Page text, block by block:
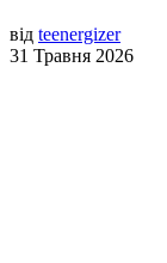
від teenergizer
31 Травня 2026